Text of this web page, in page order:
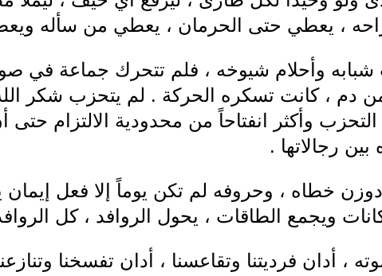
، يعطي حتى الحرمان ، يعطي من سأله
وأحلام شيوخه ، فلم تتحرك جماعة في
دم ، كانت تسكره الحركة . لم يتحزب شكر
وأكثر انفتاحاً من محدودية الالتزام
رجالاتها .
خطاه ، وحروفه لم تكن يوماً إلا فعل
ويجمع الطاقات ، يحول الروافد ، كل
، أدان فرديتنا وتقاعسنا ، أدان تفسخنا